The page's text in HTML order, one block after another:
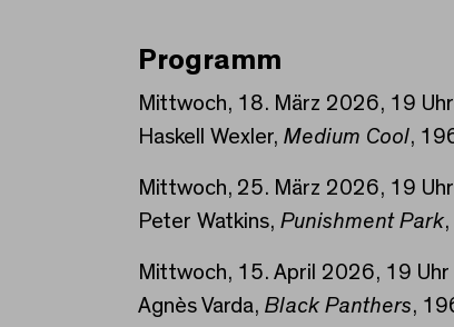
Programm
Mittwoch, 18. März 2026, 19 Uhr
Haskell Wexler, Medium Cool,
Mittwoch, 25. März 2026, 19 Uhr
Peter Watkins, Punishment Park
Mittwoch, 15. April 2026, 19 Uhr
Agnès Varda, Black Panthers,